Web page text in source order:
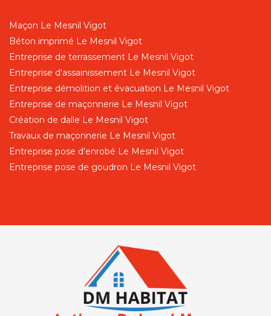
Maçon Le Mesnil Vigot
Béton imprimé Le Mesnil Vigot
Entreprise de terrassement Le Mesnil Vigot
Entreprise d'assainissement Le Mesnil Vigot
Entreprise démolition et évacuation Le Mesnil Vigot
Entreprise de maçonnerie Le Mesnil Vigot
Création de dalle Le Mesnil Vigot
Travaux de maçonnerie Le Mesnil Vigot
Entreprise pose d'enrobé Le Mesnil Vigot
Entreprise pose de goudron Le Mesnil Vigot